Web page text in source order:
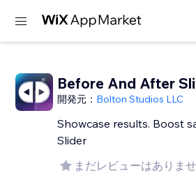
Before And After
開発元： Bolton Studios LLC
Showcase results. Boost
Slider
まだレビューはありま